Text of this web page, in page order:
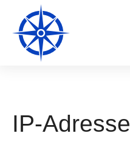
IP-Adresse